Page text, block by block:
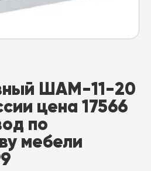
ШАМ-11-20
цена 17566
по
мебели